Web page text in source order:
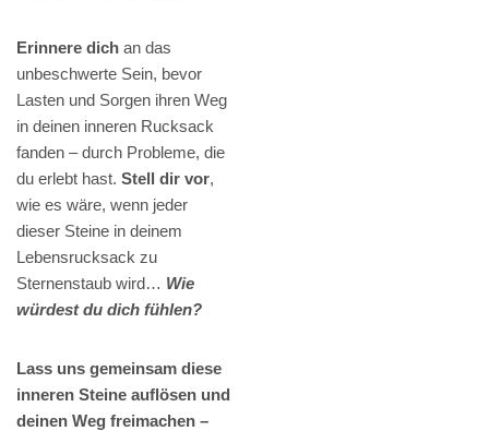
Erinnere dich an das
unbeschwerte Sein, bevor
Lasten und Sorgen ihren Weg
in deinen inneren Rucksack
fanden – durch Probleme, die
du erlebt hast. Stell dir vor,
wie es wäre, wenn jeder
dieser Steine in deinem
Lebensrucksack zu
Sternenstaub wird… Wie
würdest du dich fühlen?
Lass uns gemeinsam diese
inneren Steine auflösen und
deinen Weg freimachen –